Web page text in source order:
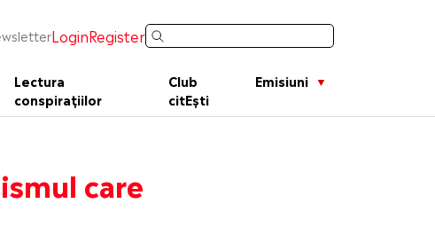
LoginRegister
Lectura
conspirațiilor
Club
citEști
Emisiuni
care